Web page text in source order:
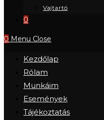
Vajtartó
0
0 Menu Close
Kezdőlap
Rólam
Munkáim
Események
Tájékoztatás